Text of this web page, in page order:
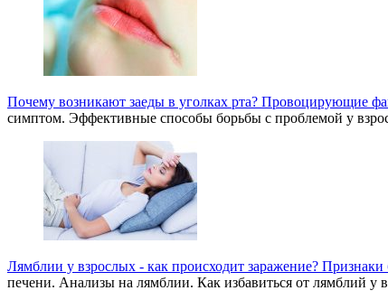
Почему возникают заеды в уголках рта? Провоцирующие
симптом. Эффективные способы борьбы с проблемой у
Лямблии у взрослых - как происходит заражение?
печени. Анализы на лямблии. Как избавиться от лямблий